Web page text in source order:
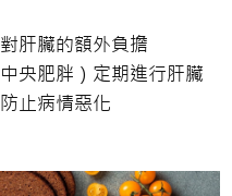
肝臟的額外負擔
央肥胖）定期進行肝臟
止病情惡化